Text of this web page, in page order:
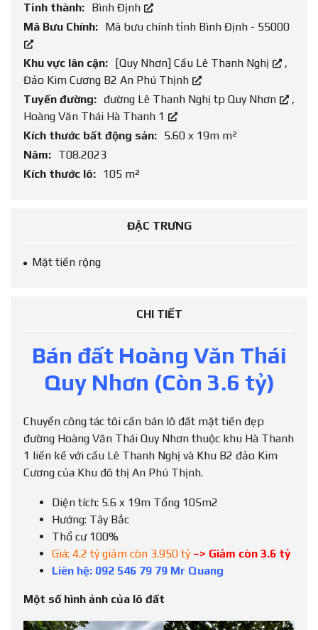
Tỉnh thành: Bình Định
Mã Bưu Chính: Mã bưu chính tỉnh Bình Định - 55000
Khu vực lân cận: [Quy Nhơn] Cầu Lê Thanh Nghị
,
Đảo Kim Cương B2 An Phú Thịnh
Tuyến đường: đường Lê Thanh Nghị tp Quy Nhơn
,
Hoàng Văn Thái Hà Thanh 1
Kích thước bất động sản: 5.60 x 19m m²
Năm: T08.2023
Kích thước lô: 105 m²
ĐẶC TRƯNG
Mặt tiền rộng
CHI TIẾT
Bán đất Hoàng Văn Thái
Quy Nhơn (Còn 3.6 tỷ)
Chuyển công tác tôi cần bán lô đất mặt tiền đẹp
đường Hoàng Văn Thái Quy Nhơn thuộc khu Hà Thanh
1 liền kề với cầu Lê Thanh Nghị và Khu B2 đảo Kim
Cương của Khu đô thị An Phú Thịnh.
Diện tích: 5.6 x 19m Tổng 105m2
Hướng: Tây Bắc
Thổ cư 100%
Giá: 4.2 tỷ giảm còn 3.950 tỷ–> Giảm còn 3.6 tỷ
Liên hệ: 092 546 79 79 Mr Quang
Một số hình ảnh của lô đất